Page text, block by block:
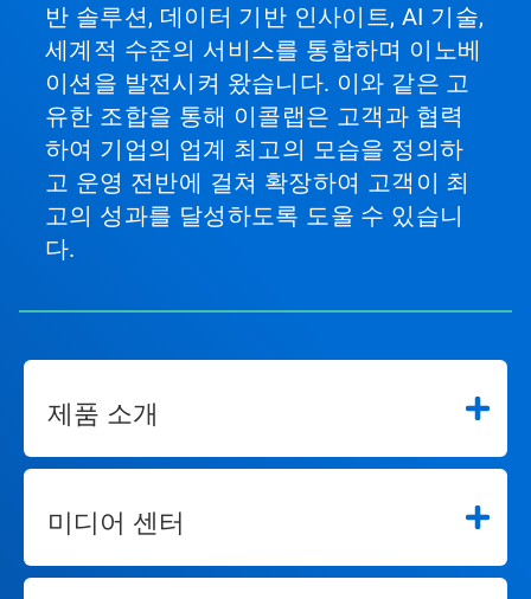
반 솔루션, 데이터 기반 인사이트, AI 기술,
세계적 수준의 서비스를 통합하며 이노베
이션을 발전시켜 왔습니다. 이와 같은 고
유한 조합을 통해 이콜랩은 고객과 협력
하여 기업의 업계 최고의 모습을 정의하
고 운영 전반에 걸쳐 확장하여 고객이 최
고의 성과를 달성하도록 도울 수 있습니
다.
제품 소개
미디어 센터